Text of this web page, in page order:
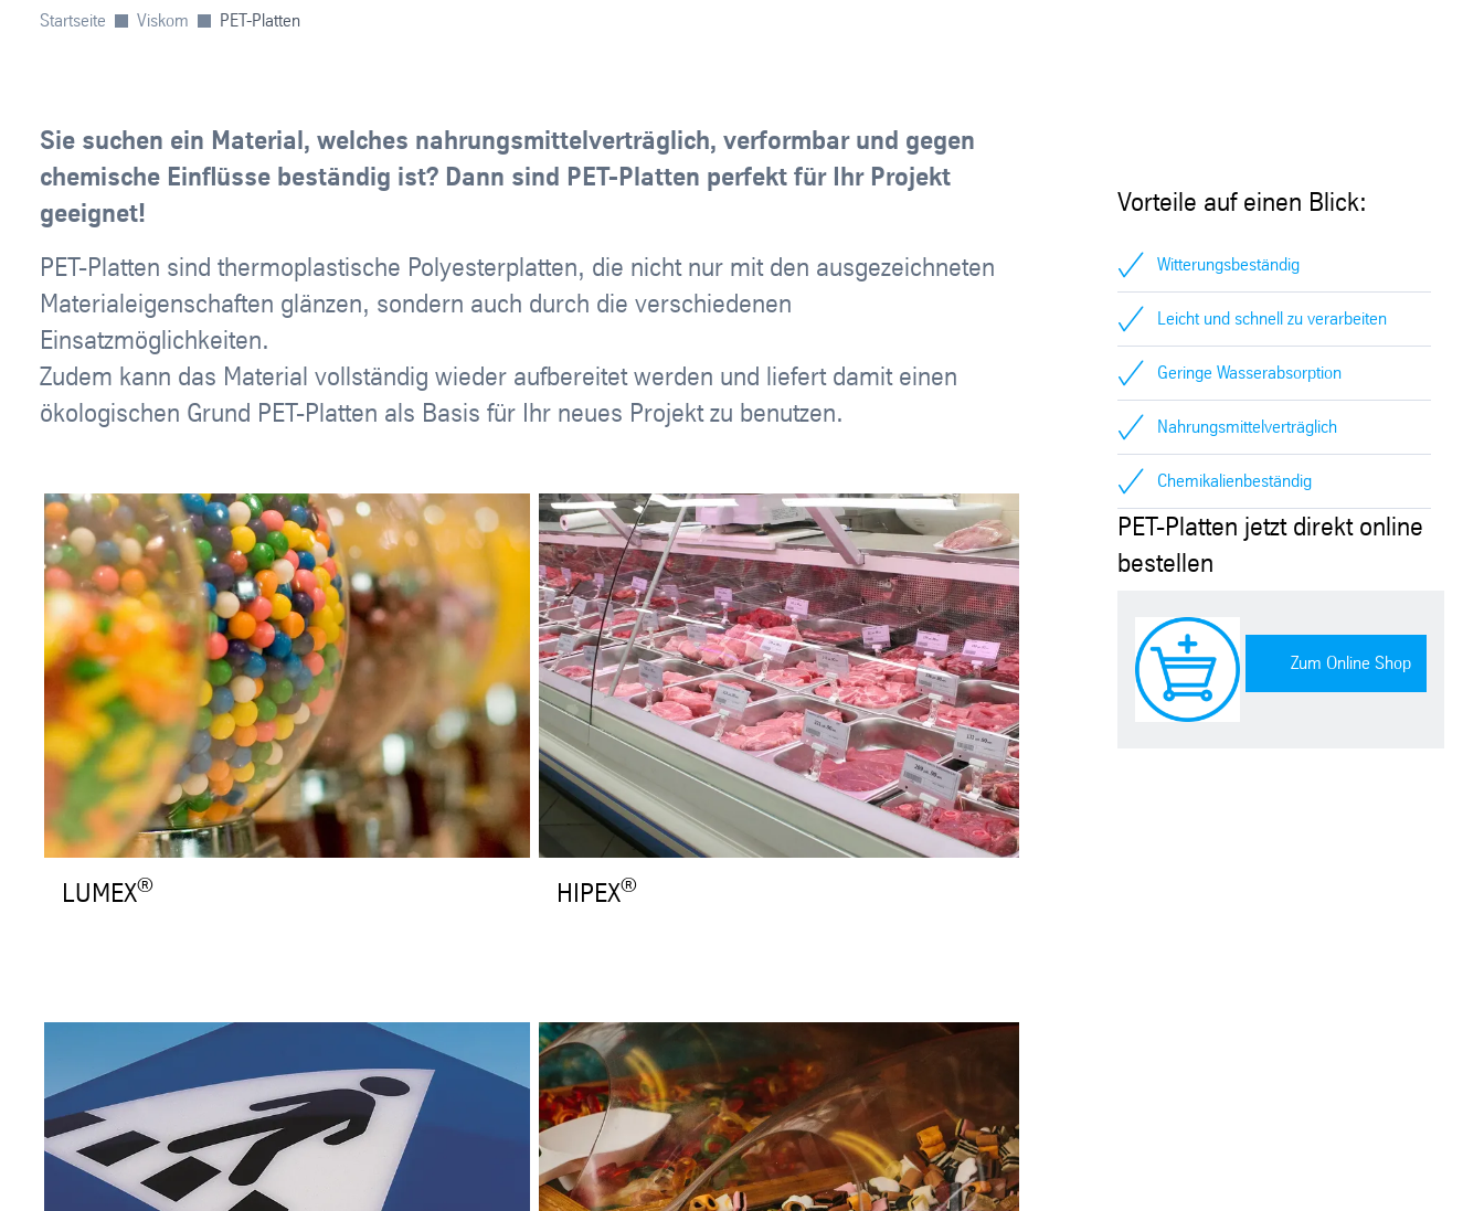
Startseite Viskom PET-Platten
Sie suchen ein Material, welches nahrungsmittelverträglich, verformbar und gegen
chemische Einflüsse beständig ist? Dann sind PET-Platten perfekt für Ihr Projekt
geeignet!
PET-Platten sind thermoplastische Polyesterplatten, die nicht nur mit den ausgezeichneten
Materialeigenschaften glänzen, sondern auch durch die verschiedenen
Einsatzmöglichkeiten.
Zudem kann das Material vollständig wieder aufbereitet werden und liefert damit einen
ökologischen Grund PET-Platten als Basis für Ihr neues Projekt zu benutzen.
LUMEX® HIPEX®
Vorteile auf einen Blick:
Witterungsbeständig
Leicht und schnell zu verarbeiten
Geringe Wasserabsorption
Nahrungsmittelverträglich
Chemikalienbeständig
PET-Platten jetzt direkt online
bestellen
Zum Online Shop